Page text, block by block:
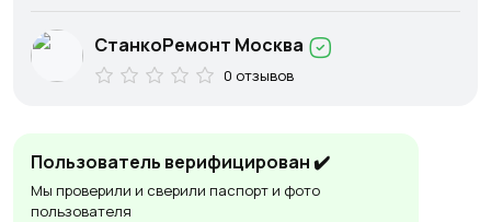
Пользователь верифицирован ✔️
Мы проверили и сверили паспорт и фото
пользователя
СтанкоРемонт Москва
0 отзывов